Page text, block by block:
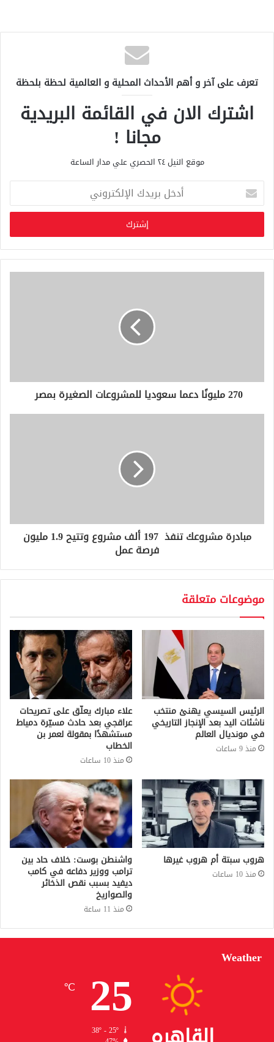
تعرف على آخر و أهم الأحداث المحلية و العالمية لحظة بلحظة
اشترك الان في القائمة البريدية
مجانا !
موقع النيل ٢٤ الحصري علي مدار الساعة
خ
ب
ر
ي
د
ر
ي
270 مليونًا دعما سعوديا للمشروعات الصغيرة بمصر
مبادرة مشروعك تنفذ 197 ألف مشروع وتتيح 1.9 مليون
فرصة عمل
موضوعات متعلقة
الرئيس السيسي يهنئ منتخب
ناشئات اليد بعد الإنجاز التاريخي
في مونديال العالم
منذ 9 ساعات
علاء مبارك يعلّق على تصريحات
عراقجي بعد حادث مسيّرة دمياط
مستشهدًا بمقولة لعمر بن
الخطاب
منذ 10 ساعات
هروب سبتة أم هروب غيرها
منذ 10 ساعات
واشنطن بوست: خلاف حاد بين
ترامب ووزير دفاعه في كامب
ديفيد بسبب نقص الذخائر
والصواريخ
منذ 11 ساعة
Weather
25
℃
38º - 25º